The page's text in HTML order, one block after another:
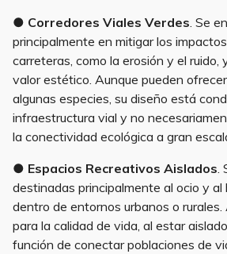
● Corredores Viales Verdes. Se
principalmente en mitigar los
carreteras, como la erosión y el ruido,
valor estético. Aunque pueden
algunas especies, su diseño está
infraestructura vial y no
la conectividad ecológica a gran
● Espacios Recreativos Aislados.
destinadas principalmente al ocio y al
dentro de entornos urbanos o rurales.
para la calidad de vida, al estar
función de conectar poblaciones de